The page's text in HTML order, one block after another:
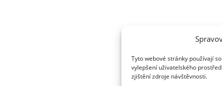
Tyto webové stránky používají
vylepšení uživatelského
zjištění zdroje návštěvnosti.